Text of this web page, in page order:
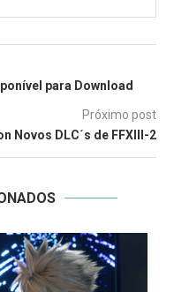
para Download
Próximo post
Novos DLC´s de FFXIII-2